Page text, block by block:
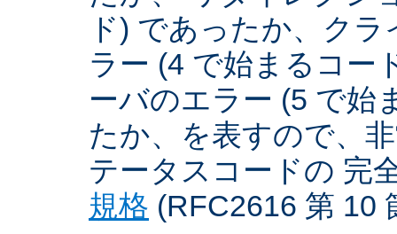
ド) であったか、ク
ラー (4 で始まるコー
ーバのエラー (5 で始
たか、を表すので、
テータスコードの 完
規格 (RFC2616 第 10